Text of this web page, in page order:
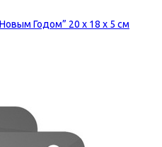
Годом” 20 х 18 х 5 см